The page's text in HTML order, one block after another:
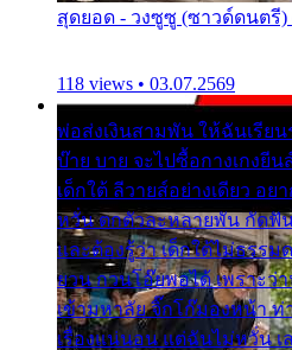
สุดยอด - วงซูซู (ซาวด์ดนตรี)
118 views • 03.07.2569
พ่อส่งเงินสามพัน ให้ฉันเรีย
บ๊าย บาย จะไปซื้อกางเกงยีน
เด็กใต้ ลีวายส์อย่างเดียว อย
หวั่น ตกตัวละหลายพัน กัดฟั
และต้องรู้ว่า เด็กใต้ไม่ธรรม
ยวน กวนโอ๊ยพอได้ เพราะว่
เข้ามหาลัย จิ๊กโก๊มองหน้า
เรื่องแน่นอน แต่ฉันไม่หวั่น